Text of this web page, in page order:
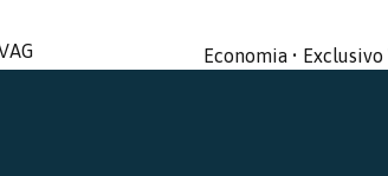
Economia • Exclusivo